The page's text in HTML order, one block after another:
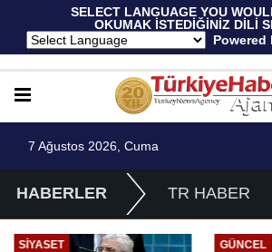
SELECT LANGUAGE YOU
OKUMAK İSTEDİĞİNİZ DİLİ
Powered
7 Ağustos 2026, Cuma
HABERLER TR HABER
SIYASET GÜNCEL